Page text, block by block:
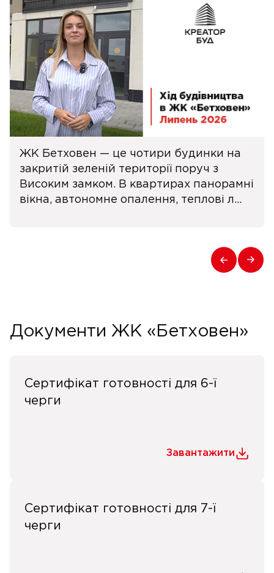
ЖК Бетховен — це чотири будинки на
закритій зеленій території поруч з
Високим замком. В квартирах панорамні
вікна, автономне опалення, теплові л...
Документи ЖК «Бетховен»
Сертифікат готовності для 6-ї
черги
Завантажити
Сертифікат готовності для 7-ї
черги